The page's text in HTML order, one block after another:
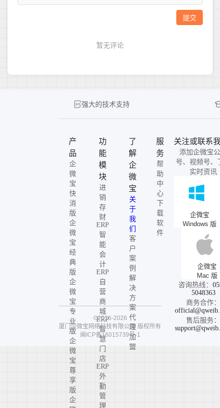
强大的技术支持
产
品
企
微
宝
快
消
版
企
微
宝
经
典
版
企
微
宝
专
业
版
企
微
宝
尊
享
版
企
功
能
模
块
进
销
存
财
ERP
智
能
会
计
ERP
自
营
商
城
ERP
智
慧
门
店
ERP
外
勤
管
理
了
解
企
微
宝
关
于
我
们
客
户
案
例
解
决
方
案
代
理
加
盟
服
务
帮
助
中
心
下
载
软
件
关注或联系
添加企微宝
号、视频号、
实时资讯
企微宝
Windows 版
企微宝
Mac 版
咨询热线：
5048363
商务合作：
售后服务：
©2016-2026
厦门企微宝网络科技有限公司 版权所有
闽ICP备16015739号-1